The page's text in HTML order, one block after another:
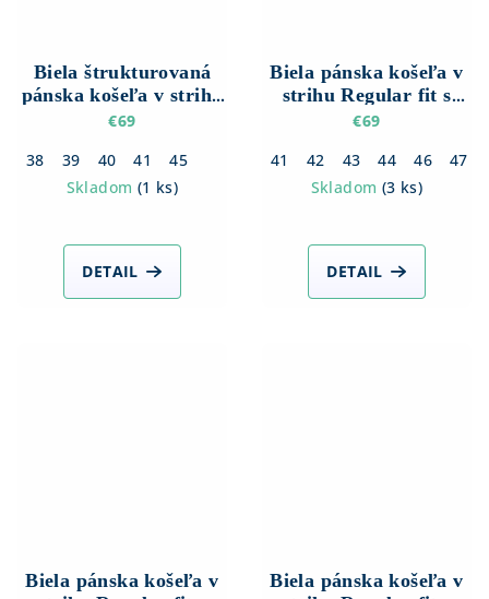
Biela štrukturovaná
pánska košeľa v strihu
Slim fit s Dlhým
€69
38
39 40 41
45
Skladom (1 ks)
DETAIL
Biela pánska košeľa v
strihu Regular fit s
Dlhým rukávom
€69
41
42 43 44 46
47
Skladom (3 ks)
DETAIL
Biela pánska košeľa v
Biela pánska košeľa v